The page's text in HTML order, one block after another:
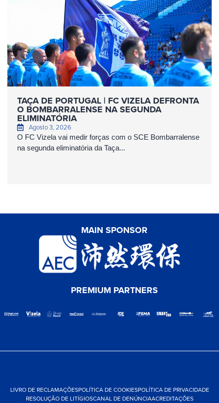
TAÇA DE PORTUGAL | FC VIZELA DEFRONTA
O BOMBARRALENSE NA SEGUNDA
ELIMINATÓRIA
Agosto 3, 2026
O FC Vizela vai medir forças com o SCE Bombarralense
na segunda eliminatória da Taça...
MAIN SPONSOR
PREMIUM PARTNERS
LIVRO DE RECLAMAÇÕESPOLÍTICA DE COOKIESPOLÍTICA DE PRIVACIDADE
RESOLUÇÃO DE LITÍGIOSCANAL DE DENÚNCIAACREDITAÇÕES